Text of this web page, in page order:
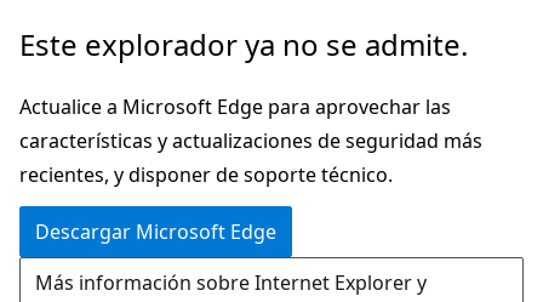
Ir
contenido
principal
Este explorador ya no se admite.
Actualice a Microsoft Edge para aprovechar las
características y actualizaciones de seguridad más
recientes, y disponer de soporte técnico.
Descargar Microsoft Edge
Más información sobre Internet Explorer y